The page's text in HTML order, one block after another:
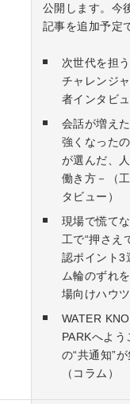
公開します。今
記事を追加予定
次世代を担
チャレンジ
者インタビュ
会話が増え
強くなった
が選んだ、
働き方－（
タビュー）
現場で慌て
工で“押さえ
認ポイント
ム輪のずれ
場向けハウツ
WATER
PARKへよう
の“共通知”
（コラム）